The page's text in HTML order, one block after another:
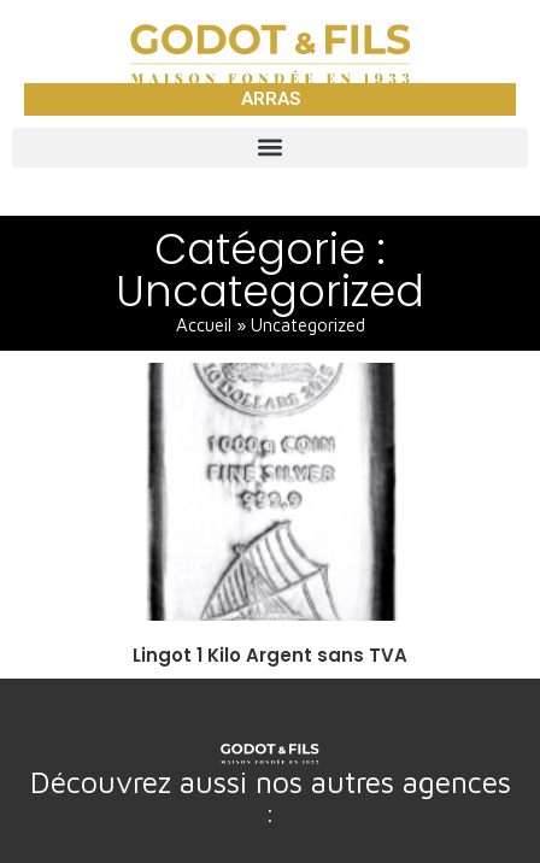
ARRAS
Catégorie :
Uncategorized
Accueil » Uncategorized
Lingot 1 Kilo Argent sans TVA
Découvrez aussi nos autres agences
: